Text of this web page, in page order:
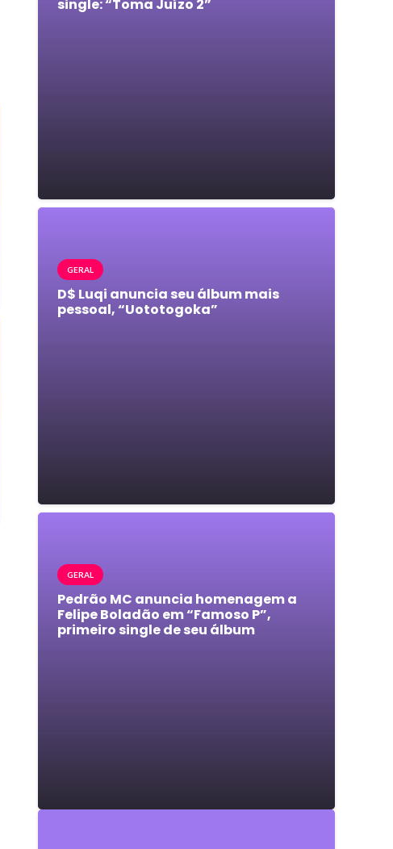
single: “Toma Juízo 2”
GERAL
D$ Luqi anuncia seu álbum mais
pessoal, “Uototogoka”
GERAL
Pedrão MC anuncia homenagem a
Felipe Boladão em “Famoso P”,
primeiro single de seu álbum